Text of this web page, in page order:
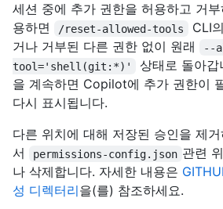
세션 중에 추가 권한을 허용하고 거
용하면
/reset-allowed-tools
CLI
거나 거부된 다른 권한 없이 원래
--
tool='shell(git:*)'
상태로 돌아갑
을 계속하면 Copilot에 추가 권한이
다시 표시됩니다.
다른 위치에 대해 저장된 승인을 제거
서
permissions-config.json 관련
나 삭제합니다. 자세한 내용은
성 디렉터리을(를) 참조하세요.